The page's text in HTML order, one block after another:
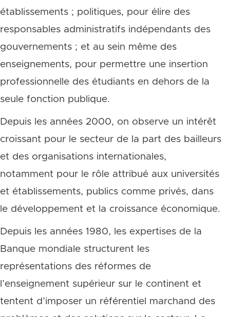
établissements ; politiques, pour élire des
responsables administratifs indépendants des
gouvernements ; et au sein même des
enseignements, pour permettre une insertion
professionnelle des étudiants en dehors de la
seule fonction publique.
Depuis les années 2000, on observe un intérêt
croissant pour le secteur de la part des bailleurs
et des organisations internationales,
notamment pour le rôle attribué aux universités
et établissements, publics comme privés, dans
le développement et la croissance économique.
Depuis les années 1980, les expertises de la
Banque mondiale structurent les
représentations des réformes de
l’enseignement supérieur sur le continent et
tentent d’imposer un référentiel marchand des